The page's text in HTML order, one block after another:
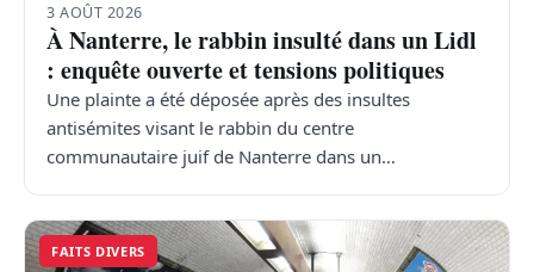
3 AOÛT 2026
À Nanterre, le rabbin insulté dans un Lidl
: enquête ouverte et tensions politiques
Une plainte a été déposée après des insultes
antisémites visant le rabbin du centre
communautaire juif de Nanterre dans un…
FAITS DIVERS